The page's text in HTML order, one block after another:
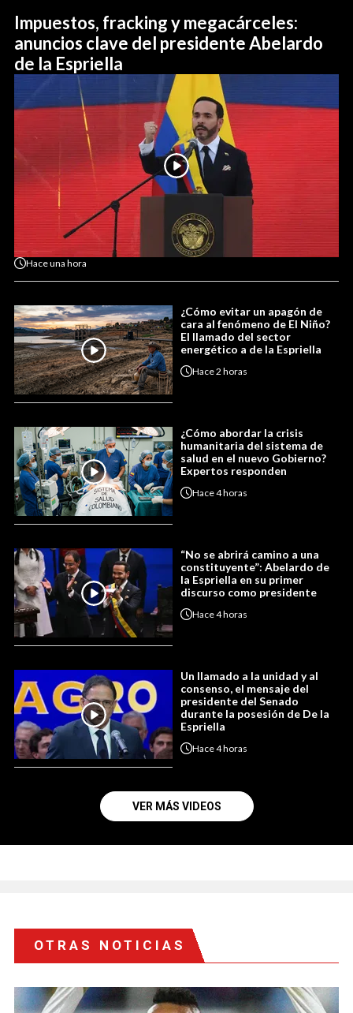
Impuestos, fracking y megacárceles:
anuncios clave del presidente Abelardo
de la Espriella
Haceuna hora
¿Cómo evitar un apagón de
cara al fenómeno de El Niño?
El llamado del sector
energético a de la Espriella
Hace2 horas
¿Cómo abordar la crisis
humanitaria del sistema de
salud en el nuevo Gobierno?
Expertos responden
Hace4 horas
“No se abrirá camino a una
constituyente”: Abelardo de
la Espriella en su primer
discurso como presidente
Hace4 horas
Un llamado a la unidad y al
consenso, el mensaje del
presidente del Senado
durante la posesión de De la
Espriella
Hace4 horas
VER MÁS VIDEOS
OTRAS NOTICIAS